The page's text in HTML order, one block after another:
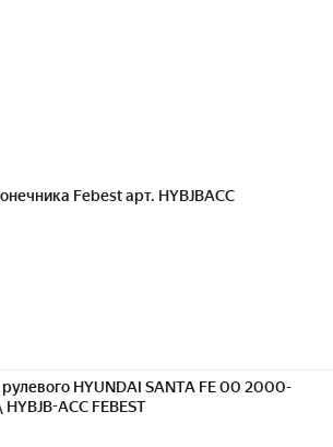
Febest арт. HYBJBACC
HYUNDAI SANTA FE 00 2000-
ACC FEBEST